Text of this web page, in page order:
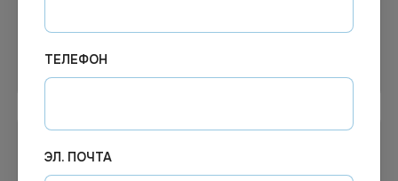
В корзину
ТЕЛЕФОН
ЭЛ. ПОЧТА